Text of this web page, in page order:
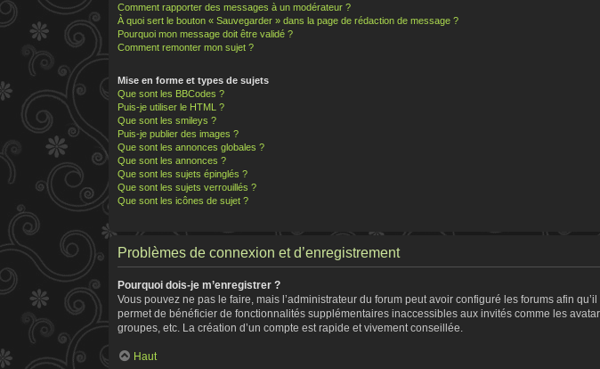
Comment rapporter des messages à un modérateur ?
À quoi sert le bouton « Sauvegarder » dans la page de rédaction de message ?
Pourquoi mon message doit être validé ?
Comment remonter mon sujet ?
Mise en forme et types de sujets
Que sont les BBCodes ?
Puis-je utiliser le HTML ?
Que sont les smileys ?
Puis-je publier des images ?
Que sont les annonces globales ?
Que sont les annonces ?
Que sont les sujets épinglés ?
Que sont les sujets verrouillés ?
Que sont les icônes de sujet ?
Problèmes de connexion et d’enregistrement
Pourquoi dois-je m’enregistrer ?
Vous pouvez ne pas le faire, mais l’administrateur du forum peut avoir configuré les forums afin
permet de bénéficier de fonctionnalités supplémentaires inaccessibles aux invités comme les
groupes, etc. La création d’un compte est rapide et vivement conseillée.
Haut